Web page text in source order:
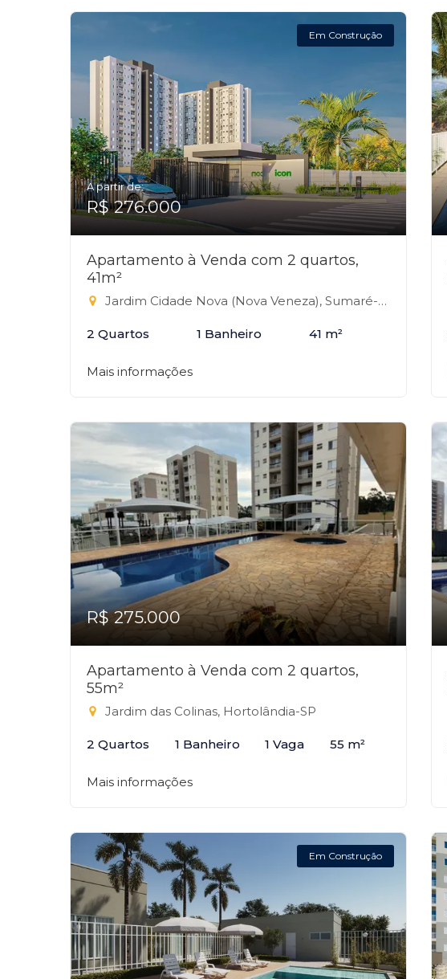
Em Construção
A partir de:
R$ 276.000
Apartamento à Venda com 2 quartos,
41m²
Jardim Cidade Nova (Nova Veneza), Sumaré-SP
2 Quartos 1 Banheiro 41 m²
Mais informações
R$ 275.000
Apartamento à Venda com 2 quartos,
55m²
Jardim das Colinas, Hortolândia-SP
2 Quartos 1 Banheiro 1 Vaga 55 m²
Mais informações
Em Construção